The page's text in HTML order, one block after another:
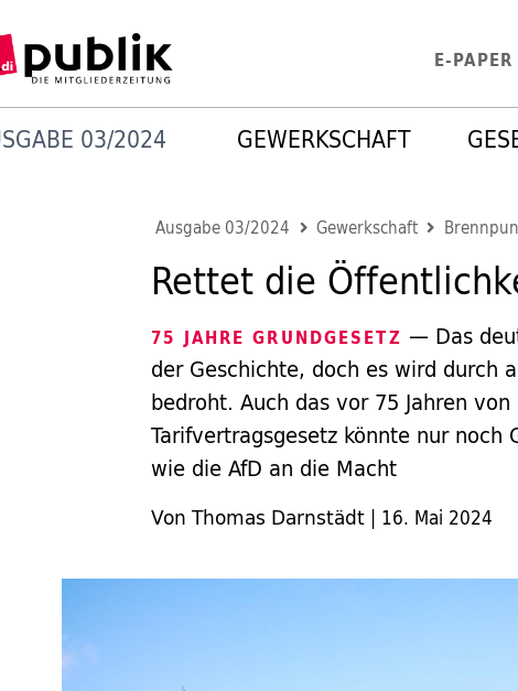
E-PAPER
03/2024 GEWERKSCHAFT
Ausgabe 03/2024 Gewerkschaft
Rettet die
75 JAHRE GRUNDGESETZ — Das
der Geschichte, doch es wird durch
bedroht. Auch das vor 75 Jahren
Tarifvertragsgesetz könnte nur noch
wie die AfD an die Macht
Von Thomas Darnstädt | 16. Mai 2024